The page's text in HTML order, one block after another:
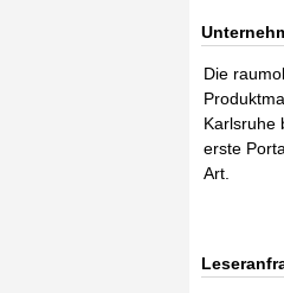
Die
Karlsruhe
erste
Art.